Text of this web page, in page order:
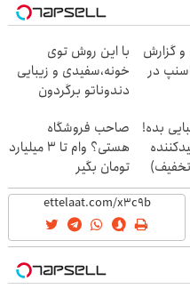
گزارش
در
با این روش توی
خونه،سفیدی و زیبایی
دندوناتو برگردون
بده!
صاحب فروشگاه
هستی؟ وام تا ۳ میلیارد
تومان بگیر